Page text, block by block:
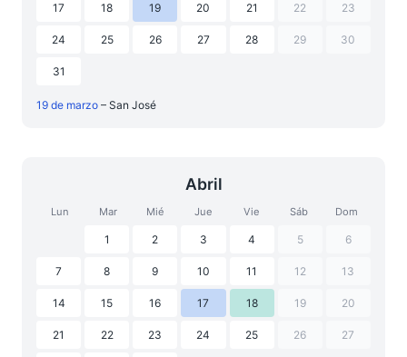
17 18 19 20 21 22 23
24 25 26 27 28 29 30
31
19 de marzo – San José
Abril
Lun Mar Mié Jue Vie Sáb Dom
1 2 3 4 5 6
7 8 9 10 11 12 13
14 15 16 17 18 19 20
21 22 23 24 25 26 27